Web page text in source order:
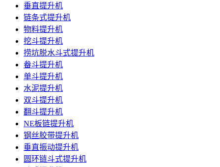
垂直提升机
链条式提升机
物料提升机
挖斗提升机
捞坑脱水斗式提升机
畚斗提升机
单斗提升机
水泥提升机
双斗提升机
翻斗提升机
NE板链提升机
钢丝胶带提升机
垂直振动提升机
圆环链斗式提升机